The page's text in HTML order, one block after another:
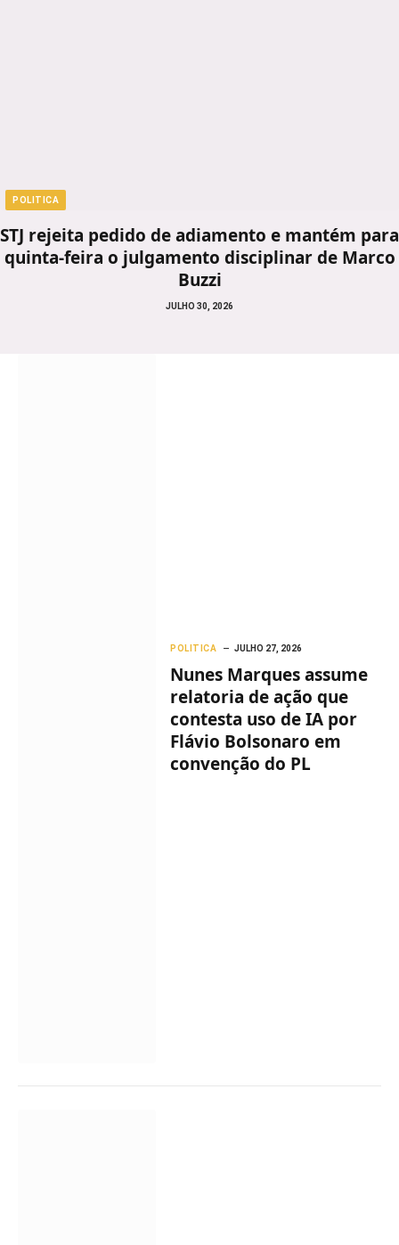
POLITICA
STJ rejeita pedido de adiamento e mantém para
quinta-feira o julgamento disciplinar de Marco
Buzzi
JULHO 30, 2026
POLITICA JULHO 27, 2026
Nunes Marques assume
relatoria de ação que
contesta uso de IA por
Flávio Bolsonaro em
convenção do PL